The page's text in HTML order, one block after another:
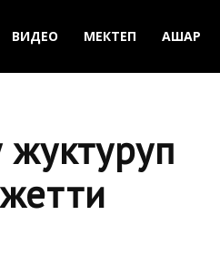
ВИДЕО МЕКТЕП АШАР